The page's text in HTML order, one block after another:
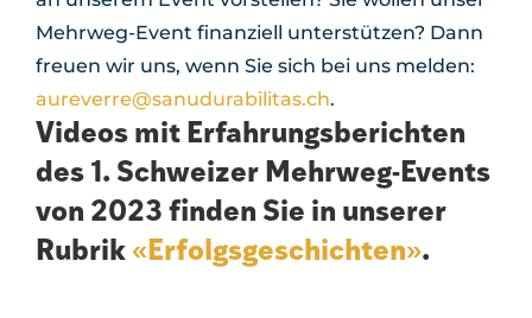
Mehrweg-Event finanziell unterstützen? Dann
freuen wir uns, wenn Sie sich bei uns melden:
aureverre@sanudurabilitas.ch.
Videos mit Erfahrungsberichten
des 1. Schweizer Mehrweg-Events
von 2023 finden Sie in unserer
Rubrik «Erfolgsgeschichten».